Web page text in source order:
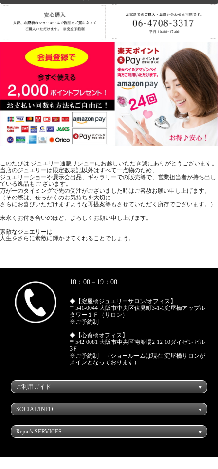
このたびは ジュエリー通販リジューにお越しいただき誠にありがとうございます。
当店のジュエリーは限定数表記以外はすべて一点物のため、
ジュエリーショーや展示会出品、ギャラリーでの販売等で、営業担当者が持ち出し
ている逸品もご ざいます。
万が一のタイミングで先の受注がございました時はご容赦お願い申し上げます。
（その際は、せっかくのお気持ちを大切に
さらにお喜びいただけますような再提案等もさせていただく所存でございます。）
末永くお付き合いのほど、よろしくお願い申し上げます。
素敵なジュエリーは
人生をさらに素敵に輝かせてくれることでしょう。
10：00－19：00
◆【淀屋橋ジュエリーサロン/オフィス】
〒541-0044 大阪市中央区伏見町3-1-1淀屋橋アップル
タワー１Ｆ（サロン）
※ご予約制
◆【心斎橋オフィス】
〒542-0081 大阪市中央区南船場2-12-10ダイゼンビル
3Ｆ
※ご予約制 （ショールームは現在 淀屋橋サロンが
メインとなっております）
ご利用ガイド
SOCIAL/INFO
Rejou's SERVICES